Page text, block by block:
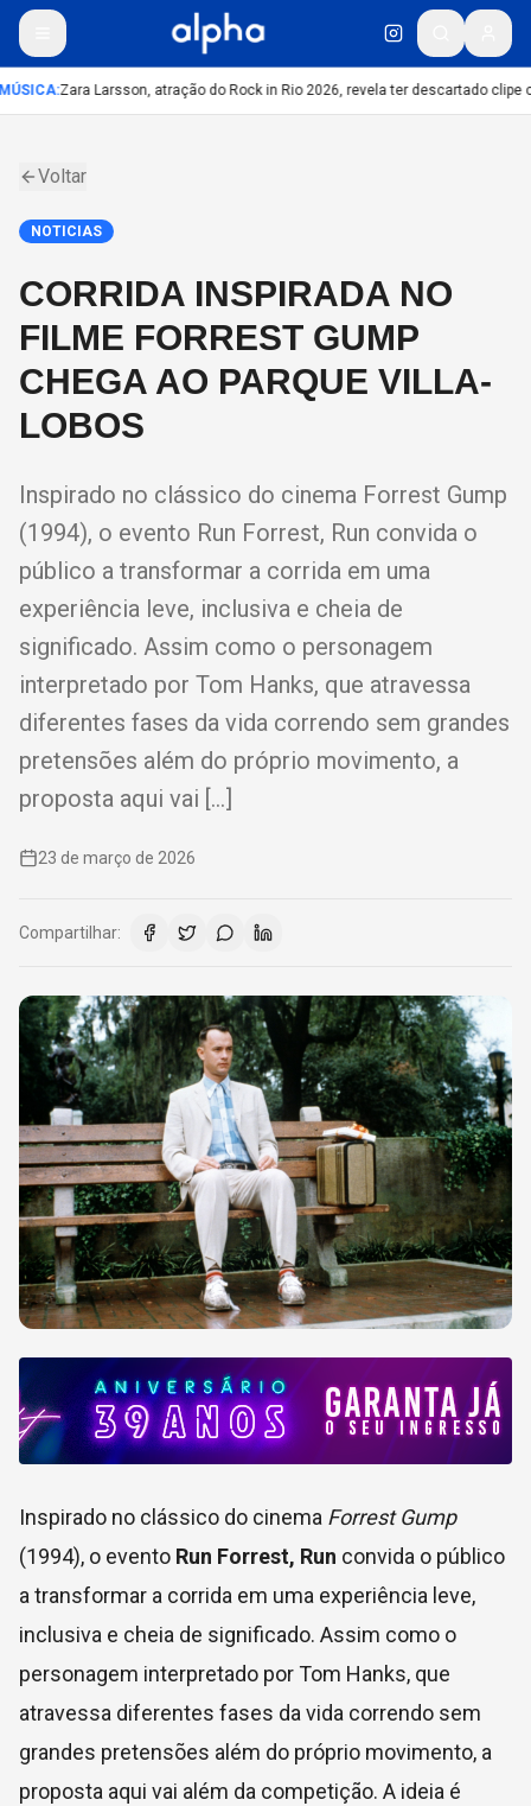
:Zara Larsson, atração do Rock in Rio 2026, revela ter descartado clipe
Voltar
NOTICIAS
CORRIDA INSPIRADA NO
FILME FORREST GUMP
CHEGA AO PARQUE VILLA-
LOBOS
Inspirado no clássico do cinema Forrest Gump
(1994), o evento Run Forrest, Run convida o
público a transformar a corrida em uma
experiência leve, inclusiva e cheia de
significado. Assim como o personagem
interpretado por Tom Hanks, que atravessa
diferentes fases da vida correndo sem grandes
pretensões além do próprio movimento, a
proposta aqui vai […]
23 de março de 2026
Compartilhar:
Inspirado no clássico do cinema Forrest Gump
(1994), o evento Run Forrest, Run convida o público
a transformar a corrida em uma experiência leve,
inclusiva e cheia de significado. Assim como o
personagem interpretado porTom Hanks, que
atravessa diferentes fases da vida correndo sem
grandes pretensões além do próprio movimento, a
proposta aqui vai além da competição. A ideia é